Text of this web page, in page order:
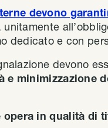
devono
dedicato e con
devono
e minimizzazione
in qualità di